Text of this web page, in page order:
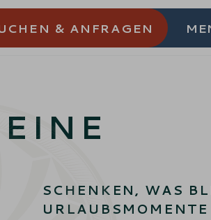
& ANFRAGEN
SCHENKEN, WAS